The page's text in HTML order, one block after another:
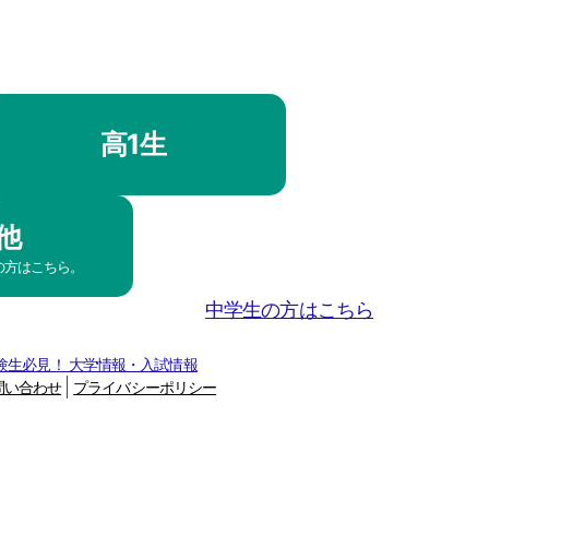
高1生
はこちら。
中学生の方はこちら
生必見！ 大学情報・入試情報
い合わせ プライバシーポリシー